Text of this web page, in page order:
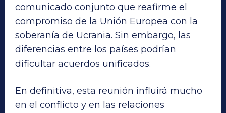
comunicado conjunto que reafirme el
compromiso de la Unión Europea con la
soberanía de Ucrania. Sin embargo, las
diferencias entre los países podrían
dificultar acuerdos unificados.
En definitiva, esta reunión influirá mucho
en el conflicto y en las relaciones